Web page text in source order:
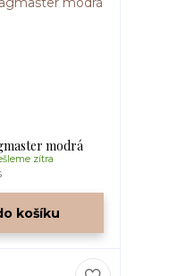
modrá
zítra
košíku